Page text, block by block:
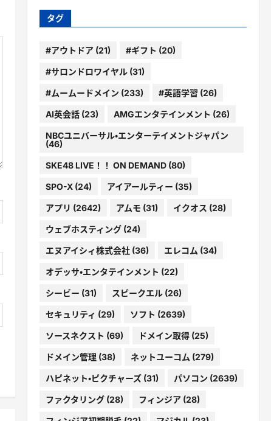
ー
タグ
#アウトドア(21) #ギフト (20)
#サロンドロワイヤル(31)
#ムームードメイン (233) #英語学習 (26)
AI英会話(23) AMGエンタテインメント (26)
NBCユニバーサル・エンターテイメントジャパン
(46)
SKE48 LIVE！！ ON DEMAND(80)
SPO-X(24) アイアールティー (35)
アプリ (2642) アムモ (31) イクオス (28)
ウェブホスティング(24)
エヌアイシィ株式会社(36) エレコム (34)
オデッサ・エンタテインメント (22)
シービー (31) スピークエル(26)
セキュリティ (29) ソフト (2639)
ソースネクスト (69) ドメイン取得(25)
ドメイン管理(38) ネットユーコム (279)
ハピネット・ピクチャーズ(31) パソコン (2639)
ファクタリング(28) フィンジア(28)